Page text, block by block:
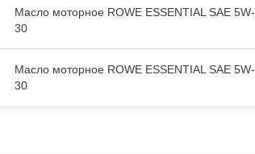
Масло моторное ROWE ESSENTIAL SAE 5W-
30
Масло моторное ROWE ESSENTIAL SAE 5W-
30